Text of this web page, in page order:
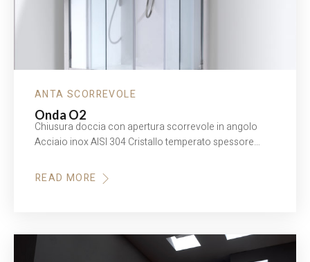
ANTA SCORREVOLE
Onda O2
Chiusura doccia con apertura scorrevole in angolo
Acciaio inox AISI 304 Cristallo temperato spessore…
READ MORE